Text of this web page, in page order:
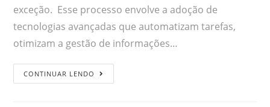
exceção. Esse processo envolve a adoção de
tecnologias avançadas que automatizam tarefas,
otimizam a gestão de informações…
CONTINUAR LENDO